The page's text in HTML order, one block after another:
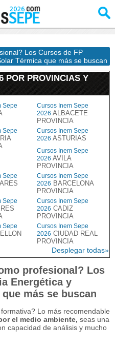
Los Cursos de FP
Térmica que más se buscan
POR PROVINCIAS Y
Sepe
Cursos Inem Sepe
2026 ALBACETE
PROVINCIA
Sepe
Cursos Inem Sepe
2026 ASTURIAS
Cursos Inem Sepe
2026 AVILA
PROVINCIA
Sepe
Cursos Inem Sepe
2026 BARCELONA
PROVINCIA
Sepe
Cursos Inem Sepe
2026 CADIZ
PROVINCIA
Sepe
Cursos Inem Sepe
2026 CIUDAD REAL
PROVINCIA
Desplegar todas»
profesional? Los
Energética y
más se buscan
Lo más recomendable
el medio ambiente, seas una
capacidad de análisis y mucho